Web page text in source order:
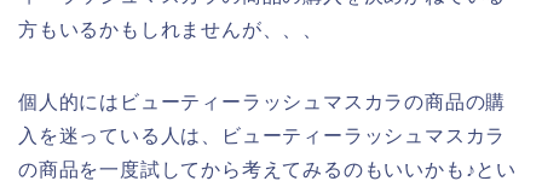
方もいるかもしれませんが、、、
個人的にはビューティーラッシュマスカラの商品の購
入を迷っている人は、ビューティーラッシュマスカラ
の商品を一度試してから考えてみるのもいいかも♪とい